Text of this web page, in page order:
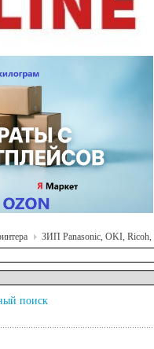
ЗИП Panasonic, OKI, Ricoh,
поиск